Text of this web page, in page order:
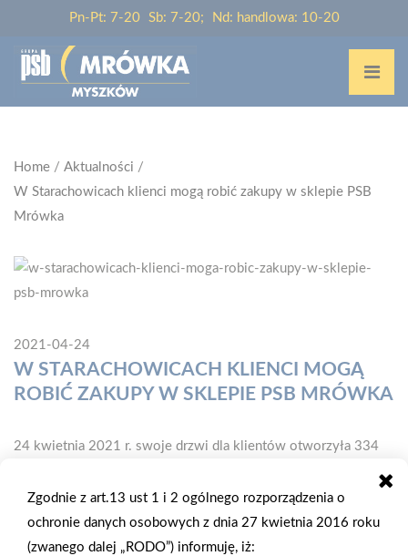
Pn-Pt: 7-20 Sb: 7-20; Nd: handlowa: 10-20
Home / Aktualności /
W Starachowicach klienci mogą robić zakupy w sklepie PSB
Mrówka
2021-04-24
W STARACHOWICACH KLIENCI MOGĄ
ROBIĆ ZAKUPY W SKLEPIE PSB MRÓWKA
24 kwietnia 2021 r. swoje drzwi dla klientów otworzyła 334
Starachowice to 50-tysięczne miasto w woj. świętokrzyskim.
Inwestorem jest rodzinna firma Polbudrol Bis, którą prowadzą
trzej bracia Andrzej, Wojciech i Grzegorz Pożoga. W kwietniu
Zgodnie z art.13 ust 1 i 2 ogólnego rozporządzenia o
ochronie danych osobowych z dnia 27 kwietnia 2016 roku
(zwanego dalej „RODO”) informuję, iż: